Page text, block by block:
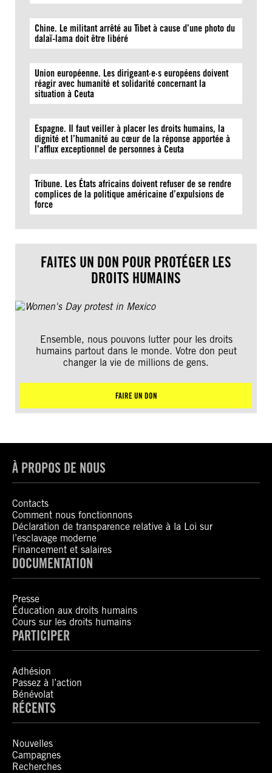
Chine. Le militant arrêté au Tibet à cause d’une photo du
dalaï-lama doit être libéré
Union européenne. Les dirigeant·e·s européens doivent
réagir avec humanité et solidarité concernant la
situation à Ceuta
Espagne. Il faut veiller à placer les droits humains, la
dignité et l’humanité au cœur de la réponse apportée à
l’afflux exceptionnel de personnes à Ceuta
Tribune. Les États africains doivent refuser de se rendre
complices de la politique américaine d’expulsions de
force
FAITES UN DON POUR PROTÉGER LES
DROITS HUMAINS
Ensemble, nous pouvons lutter pour les droits
humains partout dans le monde. Votre don peut
changer la vie de millions de gens.
FAIRE UN DON
À PROPOS DE NOUS
Contacts
Comment nous fonctionnons
Déclaration de transparence relative à la Loi sur
l’esclavage moderne
Financement et salaires
DOCUMENTATION
Presse
Éducation aux droits humains
Cours sur les droits humains
PARTICIPER
Adhésion
Passez à l’action
Bénévolat
RÉCENTS
Nouvelles
Campagnes
Recherches